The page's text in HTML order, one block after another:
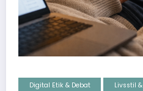
Digital Etik & Debat Livsstil